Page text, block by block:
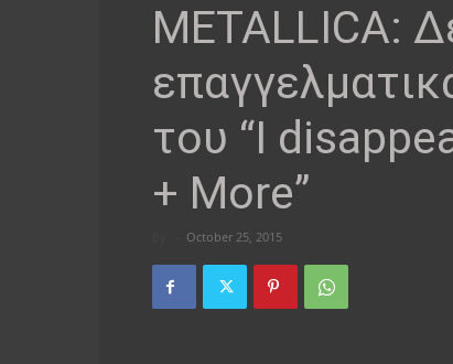
METALLICA:
του “I
+ More”
October 25, 2015